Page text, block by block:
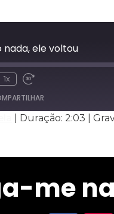
nada, ele voltou
1x
Duração: 2:03
me